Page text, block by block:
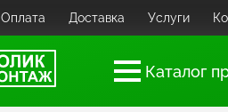
Оплата Доставка Услуги
Каталог